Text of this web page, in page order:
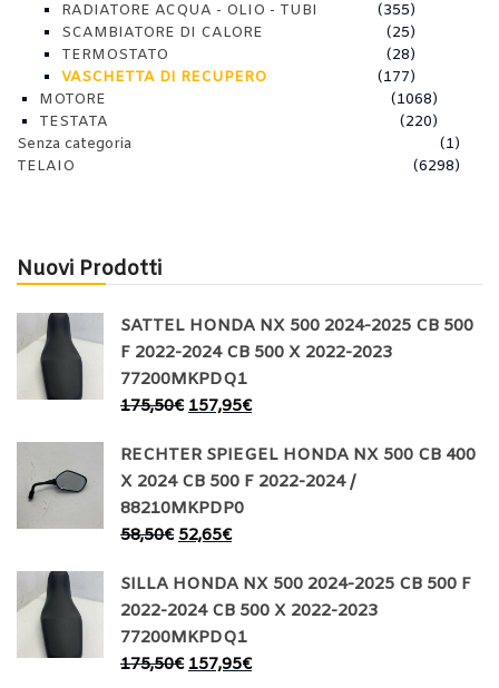
RADIATORE ACQUA - OLIO - TUBI
(355)
SCAMBIATORE DI CALORE
(25)
TERMOSTATO
(28)
VASCHETTA DI RECUPERO
(177)
MOTORE
(1068)
TESTATA
(220)
Senza categoria
(1)
TELAIO
(6298)
Nuovi Prodotti
SATTEL HONDA NX 500 2024-2025 CB 500
F 2022-2024 CB 500 X 2022-2023
77200MKPDQ1
175,50€ 157,95€
RECHTER SPIEGEL HONDA NX 500 CB 400
X 2024 CB 500 F 2022-2024 /
88210MKPDP0
58,50€ 52,65€
SILLA HONDA NX 500 2024-2025 CB 500 F
2022-2024 CB 500 X 2022-2023
77200MKPDQ1
175,50€ 157,95€